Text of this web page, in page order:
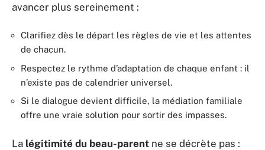
avancer plus sereinement :
Clarifiez dès le départ les règles de vie et les attentes
de chacun.
Respectez le rythme d’adaptation de chaque enfant : il
n’existe pas de calendrier universel.
Si le dialogue devient difficile, la médiation familiale
offre une vraie solution pour sortir des impasses.
La légitimité du beau-parent ne se décrète pas :